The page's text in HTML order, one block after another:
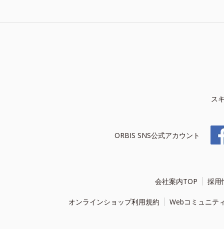
ス
ORBIS SNS公式アカウント
会社案内TOP 採用
オンラインショップ利用規約 Webコミュニテ